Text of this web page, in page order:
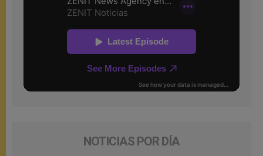
NOTICIAS POR DÍA